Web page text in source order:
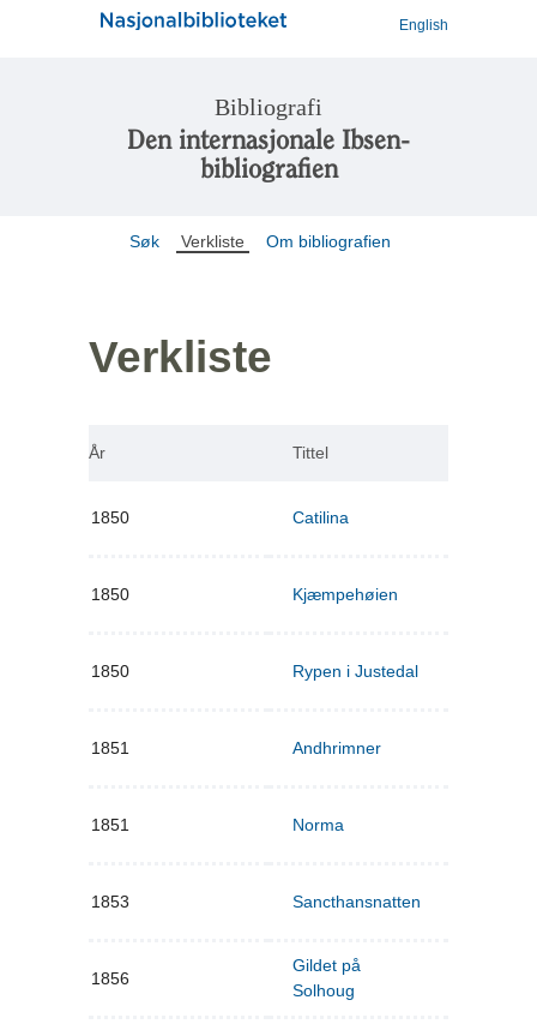
English
Bibliografi
Den internasjonale Ibsen-
bibliografien
Søk Verkliste Om bibliografien
Verkliste
År Tittel
1850 Catilina
1850 Kjæmpehøien
1850 Rypen i Justedal
1851 Andhrimner
1851 Norma
1853 Sancthansnatten
1856
Gildet på
Solhoug